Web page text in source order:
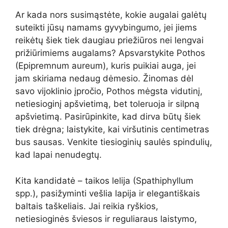
Ar kada nors susimąstėte, kokie augalai galėtų
suteikti jūsų namams gyvybingumo, jei jiems
reikėtų šiek tiek daugiau priežiūros nei lengvai
prižiūrimiems augalams? Apsvarstykite Pothos
(Epipremnum aureum), kuris puikiai auga, jei
jam skiriama nedaug dėmesio. Žinomas dėl
savo vijoklinio įpročio, Pothos mėgsta vidutinį,
netiesioginį apšvietimą, bet toleruoja ir silpną
apšvietimą. Pasirūpinkite, kad dirva būtų šiek
tiek drėgna; laistykite, kai viršutinis centimetras
bus sausas. Venkite tiesioginių saulės spindulių,
kad lapai nenudegtų.
Kita kandidatė – taikos lelija (Spathiphyllum
spp.), pasižyminti vešlia lapija ir elegantiškais
baltais taškeliais. Jai reikia ryškios,
netiesioginės šviesos ir reguliaraus laistymo,